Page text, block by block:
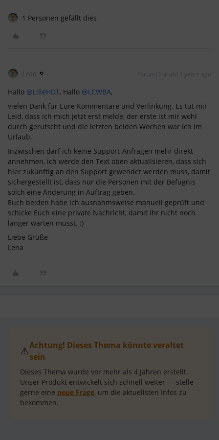
1 Personen gefällt dies
Lena Forum|Forum|3 years ago
Hallo @LilleHDT, Hallo @LCWBA,
vielen Dank für Eure Kommentare und Verlinkung. Es tut mir
Leid, dass ich mich jetzt erst melde, der erste ist mir wohl
durch gerutscht und die letzten beiden Wochen war ich im
Urlaub.
Inzwischen darf ich keine Support-Anfragen mehr direkt
annehmen, ich werde den Text oben aktualisieren, dass sich
hier zukünftig an den Support gewendet werden muss, damit
sichergestellt ist, dass nur die Personen mit der Befugnis
solch eine Änderung in Auftrag geben.
Euch beiden habe ich ausnahmsweise manuell geprüft und
schicke Euch eine private Nachricht, damit Ihr nicht noch
länger warten müsst. :)
Liebe Grüße
Lena
⚠️Achtung! Dieses Thema könnte veraltet
sein
Dieses Thema wurde vor mehr als 4 Jahren erstellt.
Unser Produkt entwickelt sich schnell weiter — stelle
gerne eine neue Frage, um die aktuellsten Infos zu
bekommen.